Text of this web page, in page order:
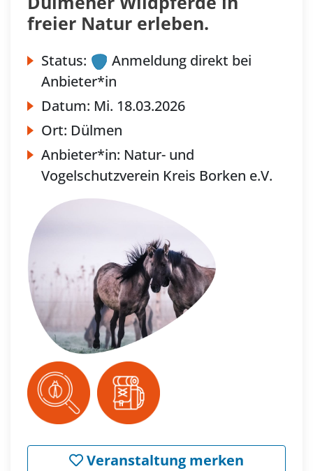
freier Natur erleben.
Status:
Anmeldung direkt bei
Anbieter*in
Datum: Mi. 18.03.2026
Ort: Dülmen
Anbieter*in: Natur- und
Vogelschutzverein Kreis Borken e.V.
Veranstaltung merken